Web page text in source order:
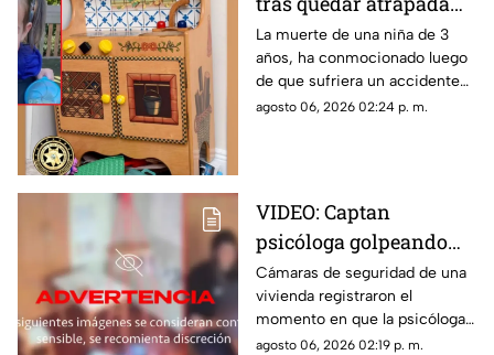
en cocina de juguete
La muerte de una niña de 3
años, ha conmocionado luego
de que sufriera un accidente
doméstico con una cocina de
agosto 06, 2026 02:24 p. m.
VIDEO: Captan
psicóloga golpeando
brutalmente a niño
INDEFENSO con
autismo y epilepsia
Cámaras de seguridad de una
vivienda registraron el
momento en que la psicóloga
agredió físicamente a un niño
agosto 06, 2026 02:19 p. m.